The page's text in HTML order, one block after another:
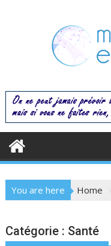
You are here Home
Catégorie : Santé